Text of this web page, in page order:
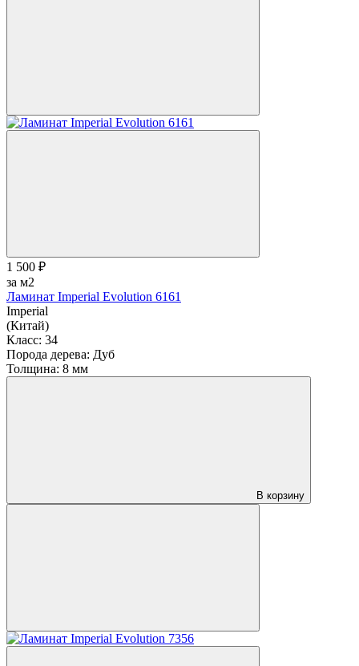
1 500 ₽
за м2
Ламинат Imperial Evolution 6161
Imperial
(Китай)
Класс: 34
Порода дерева: Дуб
Толщина: 8 мм
В корзину